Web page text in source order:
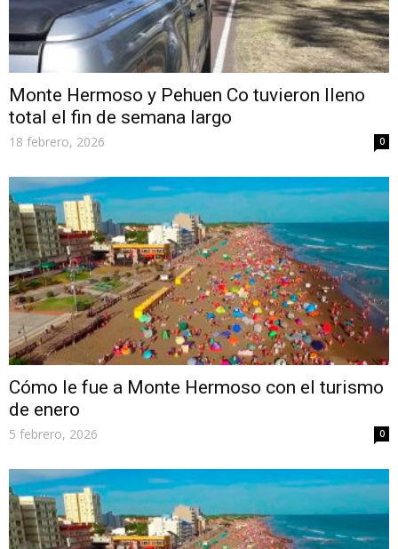
Monte Hermoso y Pehuen Co tuvieron lleno
total el fin de semana largo
18 febrero, 2026 0
Cómo le fue a Monte Hermoso con el turismo
de enero
5 febrero, 2026 0